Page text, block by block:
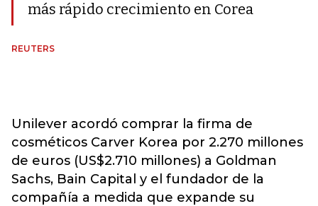
más rápido crecimiento en Corea
REUTERS
Unilever acordó comprar la firma de
cosméticos Carver Korea por 2.270 millones
de euros (US$2.710 millones) a Goldman
Sachs, Bain Capital y el fundador de la
compañía a medida que expande su